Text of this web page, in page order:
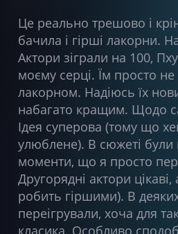
Це реально трешово і
бачила і гірші лакорни.
Актори зіграли на 100,
моєму серці. Їм просто
лакорном. Надіюсь їх
набагато кращим. Щодо
Ідея суперова (тому що
улюблене). В сюжеті були
моменти, що я просто
Другорядні актори цікаві,
робить гіршими). В
переігрували, хоча для
класика. Особливо